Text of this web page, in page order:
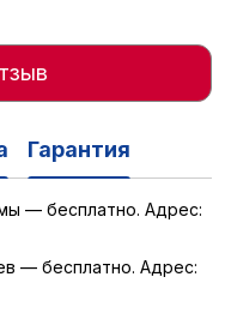
Гарантия
— бесплатно. Адрес:
— бесплатно. Адрес: